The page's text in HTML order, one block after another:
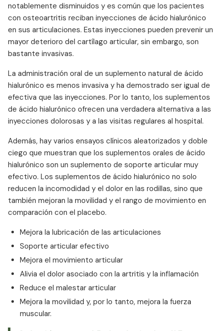
notablemente disminuidos y es común que los pacientes
con osteoartritis reciban inyecciones de ácido hialurónico
en sus articulaciones. Estas inyecciones pueden prevenir un
mayor deterioro del cartílago articular, sin embargo, son
bastante invasivas.
La administración oral de un suplemento natural de ácido
hialurónico es menos invasiva y ha demostrado ser igual de
efectiva que las inyecciones. Por lo tanto, los suplementos
de ácido hialurónico ofrecen una verdadera alternativa a las
inyecciones dolorosas y a las visitas regulares al hospital.
Además, hay varios ensayos clínicos aleatorizados y doble
ciego que muestran que los suplementos orales de ácido
hialurónico son un suplemento de soporte articular muy
efectivo. Los suplementos de ácido hialurónico no solo
reducen la incomodidad y el dolor en las rodillas, sino que
también mejoran la movilidad y el rango de movimiento en
comparación con el placebo.
Mejora la lubricación de las articulaciones
Soporte articular efectivo
Mejora el movimiento articular
Alivia el dolor asociado con la artritis y la inflamación
Reduce el malestar articular
Mejora la movilidad y, por lo tanto, mejora la fuerza
muscular.